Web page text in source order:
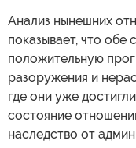
Анализ нынешних
показывает, что обе
положительную
разоружения и
где они уже
состояние
наследство от